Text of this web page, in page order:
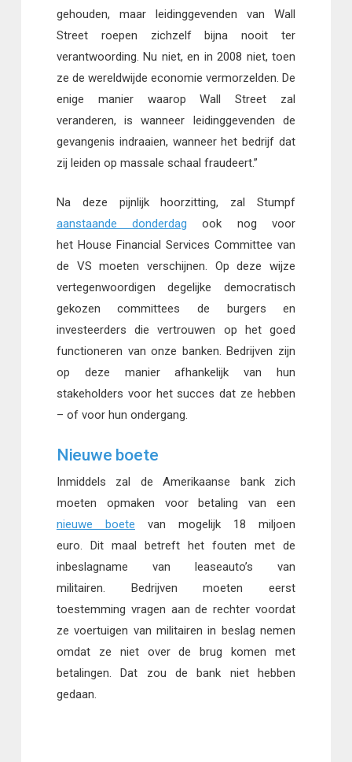
gehouden, maar leidinggevenden van Wall
Street roepen zichzelf bijna nooit ter
verantwoording. Nu niet, en in 2008 niet, toen
ze de wereldwijde economie vermorzelden. De
enige manier waarop Wall Street zal
veranderen, is wanneer leidinggevenden de
gevangenis indraaien, wanneer het bedrijf dat
zij leiden op massale schaal fraudeert.”
Na deze pijnlijk hoorzitting, zal Stumpf
aanstaande donderdag ook nog voor
het House Financial Services Committee van
de VS moeten verschijnen. Op deze wijze
vertegenwoordigen degelijke democratisch
gekozen committees de burgers en
investeerders die vertrouwen op het goed
functioneren van onze banken. Bedrijven zijn
op deze manier afhankelijk van hun
stakeholders voor het succes dat ze hebben
– of voor hun ondergang.
Nieuwe boete
Inmiddels zal de Amerikaanse bank zich
moeten opmaken voor betaling van een
nieuwe boete van mogelijk 18 miljoen
euro. Dit maal betreft het fouten met de
inbeslagname van leaseauto’s van
militairen. Bedrijven moeten eerst
toestemming vragen aan de rechter voordat
ze voertuigen van militairen in beslag nemen
omdat ze niet over de brug komen met
betalingen. Dat zou de bank niet hebben
gedaan.